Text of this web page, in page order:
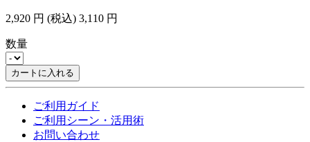
2,920 円 (税込) 3,110 円
数量
カートに入れる
ご利用ガイド
ご利用シーン・活用術
お問い合わせ